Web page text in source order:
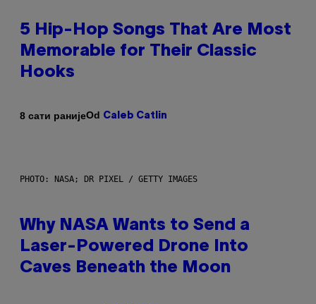
5 Hip-Hop Songs That Are Most
Memorable for Their Classic
Hooks
8 сати ранијеOd Caleb Catlin
PHOTO: NASA; DR PIXEL / GETTY IMAGES
Why NASA Wants to Send a
Laser-Powered Drone Into
Caves Beneath the Moon